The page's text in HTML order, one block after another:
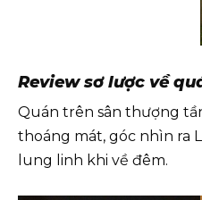
Review sơ lược về
Quán trên sân thượng
thoáng mát, góc nhìn ra
lung linh khi về đêm.